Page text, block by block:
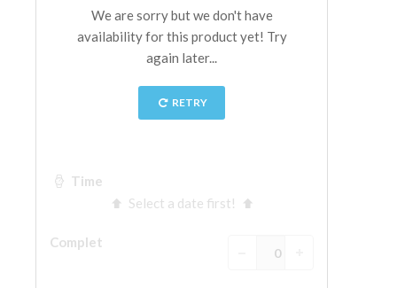
Le Jardin de Boboli
La tour d'Arnolfo
Le Palazzo Vecchio
Réserver